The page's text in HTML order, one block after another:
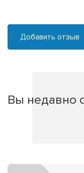
Добавить отзыв
Вы недавно